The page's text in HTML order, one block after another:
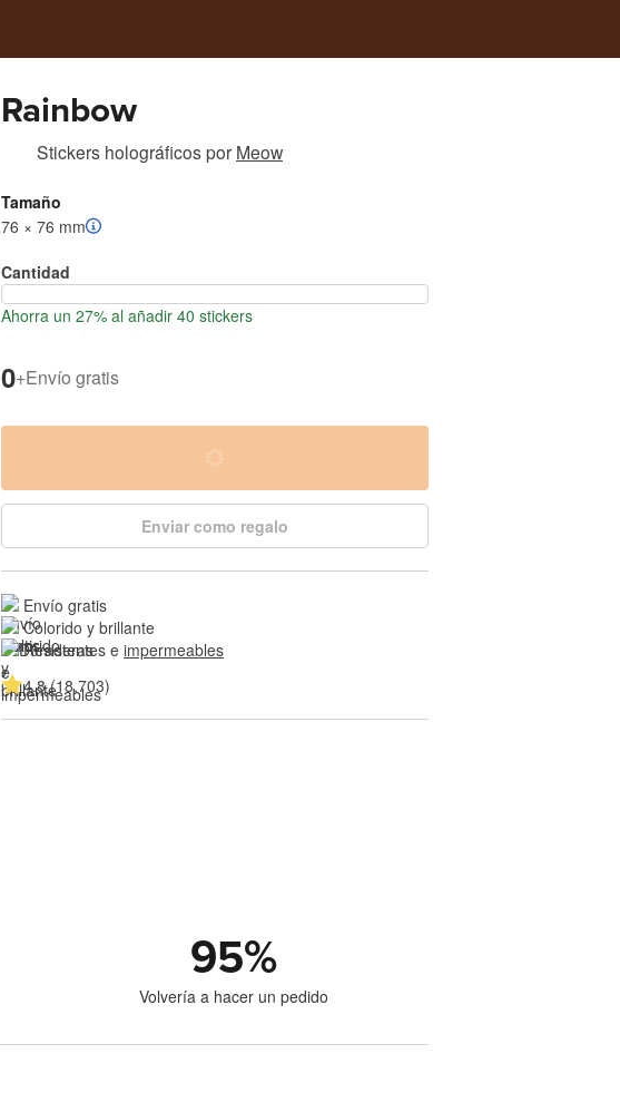
Rainbow
Stickers holográficospor Meow
Tamaño
76 × 76 mm
Cantidad
Ahorra un 27% al añadir 40 stickers
0+Envío gratis
Enviar como regalo
Envío gratis
Colorido y brillante
Resistentes e impermeables
4.8 (18,703)
95%
Volvería a hacer un pedido